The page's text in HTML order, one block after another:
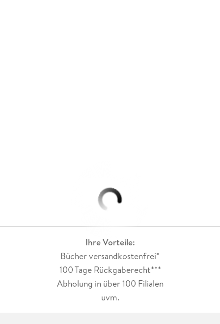
Ihre Vorteile:
Bücher versandkostenfrei*
100 Tage Rückgaberecht***
Abholung in über 100 Filialen
uvm.